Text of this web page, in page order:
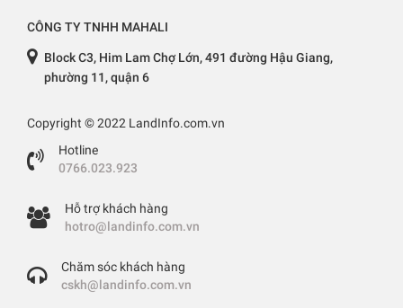
CÔNG TY TNHH MAHALI
Block C3, Him Lam Chợ Lớn, 491 đường Hậu Giang,
phường 11, quận 6
Copyright © 2022 LandInfo.com.vn
Hotline
0766.023.923
Hỗ trợ khách hàng
hotro@landinfo.com.vn
Chăm sóc khách hàng
cskh@landinfo.com.vn